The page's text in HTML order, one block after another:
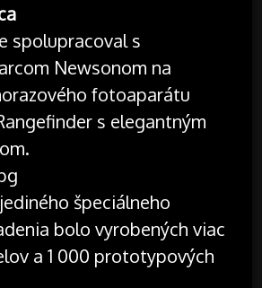
spolupracoval s
Newsonom na
fotoaparátu
s elegantným
špeciálneho
bolo vyrobených viac
a 1 000 prototypových